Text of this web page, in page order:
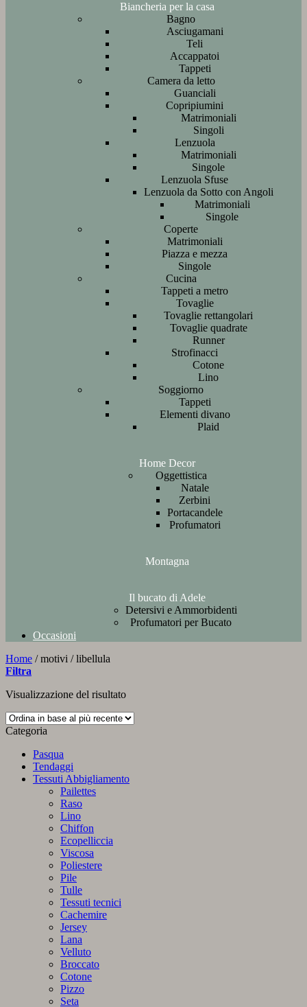
Biancheria per la casa
Bagno
Asciugamani
Teli
Accappatoi
Tappeti
Camera da letto
Guanciali
Copripiumini
Matrimoniali
Singoli
Lenzuola
Matrimoniali
Singole
Lenzuola Sfuse
Lenzuola da Sotto con Angoli
Matrimoniali
Singole
Coperte
Matrimoniali
Piazza e mezza
Singole
Cucina
Tappeti a metro
Tovaglie
Tovaglie rettangolari
Tovaglie quadrate
Runner
Strofinacci
Cotone
Lino
Soggiorno
Tappeti
Elementi divano
Plaid
Home Decor
Oggettistica
Natale
Zerbini
Portacandele
Profumatori
Montagna
Il bucato di Adele
Detersivi e Ammorbidenti
Profumatori per Bucato
Occasioni
Home /motivi /libellula
Filtra
Visualizzazione del risultato
Categoria
Pasqua
Tendaggi
Tessuti Abbigliamento
Pailettes
Raso
Lino
Chiffon
Ecopelliccia
Viscosa
Poliestere
Pile
Tulle
Tessuti tecnici
Cachemire
Jersey
Lana
Velluto
Broccato
Cotone
Pizzo
Seta